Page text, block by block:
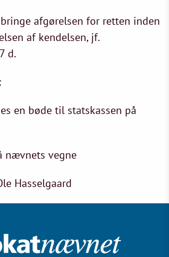
afgørelsen for retten inden
af kendelsen, jf.
d.
en bøde til statskassen på
nævnets vegne
Hasselgaard